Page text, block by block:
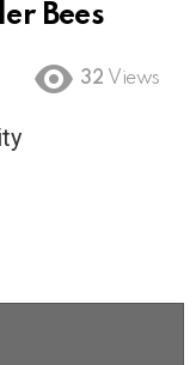
Bees
32 Views